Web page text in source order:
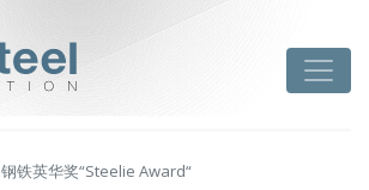
钢铁英华奖“Steelie Award“